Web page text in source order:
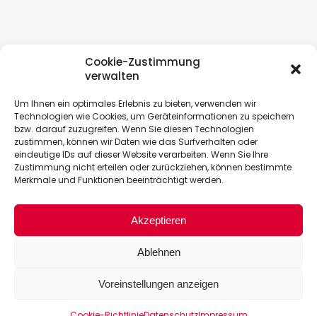
Cookie-Zustimmung
verwalten
Um Ihnen ein optimales Erlebnis zu bieten, verwenden wir
Technologien wie Cookies, um Geräteinformationen zu speichern
bzw. darauf zuzugreifen. Wenn Sie diesen Technologien
zustimmen, können wir Daten wie das Surfverhalten oder
eindeutige IDs auf dieser Website verarbeiten. Wenn Sie Ihre
Zustimmung nicht erteilen oder zurückziehen, können bestimmte
Merkmale und Funktionen beeinträchtigt werden.
Akzeptieren
Ablehnen
Voreinstellungen anzeigen